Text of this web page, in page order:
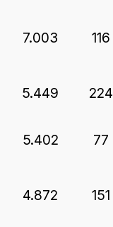
7.003 116
5.449 224
5.402 77
4.872 151